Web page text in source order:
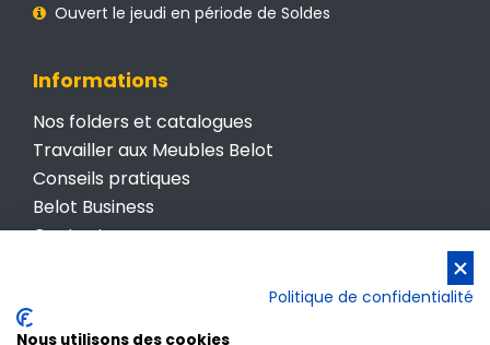
Ouvert le jeudi en période de Soldes
Informations
Nos folders et catalogues
Travailler aux Meubles Belot
Conseils pratiques
Belot Business
Contactez-nous
Politique de confidentialité
Nous utilisons des cookies